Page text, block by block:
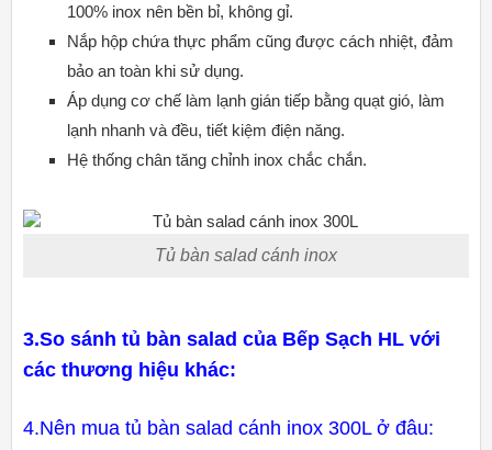
100% inox nên bền bỉ, không gỉ.
Nắp hộp chứa thực phẩm cũng được cách nhiệt, đảm
bảo an toàn khi sử dụng.
Áp dụng cơ chế làm lạnh gián tiếp bằng quạt gió, làm
lạnh nhanh và đều, tiết kiệm điện năng.
Hệ thống chân tăng chỉnh inox chắc chắn.
Tủ bàn salad cánh inox
3.So sánh tủ bàn salad của Bếp Sạch HL với
các thương hiệu khác:
4.Nên mua tủ bàn salad cánh inox 300L ở đâu: